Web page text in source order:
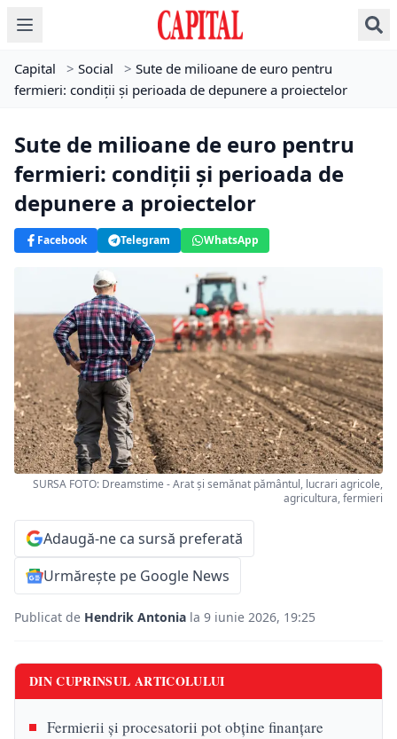
Capital > Social > Sute de milioane de euro pentru
fermieri: condiții și perioada de depunere a proiectelor
Sute de milioane de euro pentru
fermieri: condiții și perioada de
depunere a proiectelor
Facebook Telegram WhatsApp
SURSA FOTO: Dreamstime - Arat și semănat pământul, lucrari agricole,
agricultura, fermieri
Adaugă-ne ca sursă preferată
Urmărește pe Google News
Publicat de Hendrik Antonia la 9 iunie 2026, 19:25
DIN CUPRINSUL ARTICOLULUI
Fermierii și procesatorii pot obține finanțare